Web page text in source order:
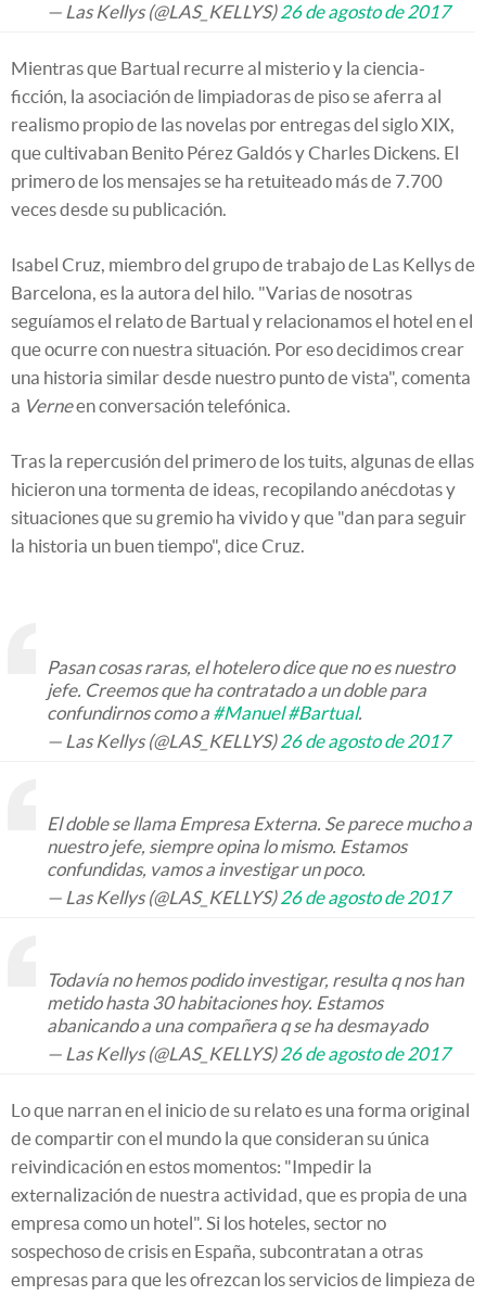
— Las Kellys (@LAS_KELLYS)26 de agosto de 2017
Mientras que Bartual recurre al misterio y la ciencia-
ficción, la asociación de limpiadoras de piso se aferra al
realismo propio de las novelas por entregas del siglo XIX,
que cultivaban Benito Pérez Galdós y Charles Dickens. El
primero de los mensajes se ha retuiteado más de 7.700
veces desde su publicación.
Isabel Cruz, miembro del grupo de trabajo de Las Kellys de
Barcelona, es la autora del hilo. "Varias de nosotras
seguíamos el relato de Bartual y relacionamos el hotel en el
que ocurre con nuestra situación. Por eso decidimos crear
una historia similar desde nuestro punto de vista", comenta
a Verneen conversación telefónica.
Tras la repercusión del primero de los tuits, algunas de ellas
hicieron una tormenta de ideas, recopilando anécdotas y
situaciones que su gremio ha vivido y que "dan para seguir
la historia un buen tiempo", dice Cruz.
Pasan cosas raras, el hotelero dice que no es nuestro
jefe. Creemos que ha contratado a un doble para
confundirnos como a #Manuel #Bartual.
— Las Kellys (@LAS_KELLYS)26 de agosto de 2017
El doble se llama Empresa Externa. Se parece mucho a
nuestro jefe, siempre opina lo mismo. Estamos
confundidas, vamos a investigar un poco.
— Las Kellys (@LAS_KELLYS)26 de agosto de 2017
Todavía no hemos podido investigar, resulta q nos han
metido hasta 30 habitaciones hoy. Estamos
abanicando a una compañera q se ha desmayado
— Las Kellys (@LAS_KELLYS)26 de agosto de 2017
Lo que narran en el inicio de su relato es una forma original
de compartir con el mundo la que consideran su única
reivindicación en estos momentos: "Impedir la
externalización de nuestra actividad, que es propia de una
empresa como un hotel". Si los hoteles, sector no
sospechoso de crisis en España, subcontratan a otras
empresas para que les ofrezcan los servicios de limpieza de